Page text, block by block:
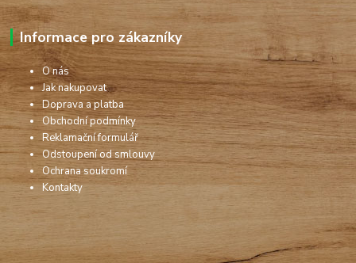
Informace pro zákazníky
O nás
Jak nakupovat
Doprava a platba
Obchodní podmínky
Reklamační formulář
Odstoupení od smlouvy
Ochrana soukromí
Kontakty